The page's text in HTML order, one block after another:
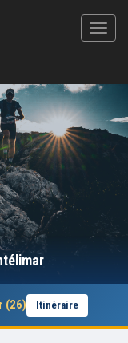
(26) Itinéraire